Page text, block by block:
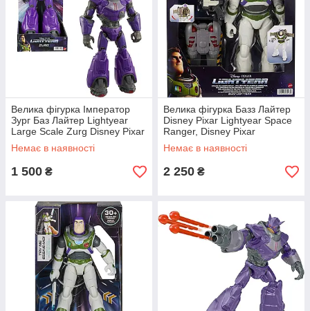
Велика фігурка Імператор
Зург Баз Лайтер Lightyear
Large Scale Zurg Disney Pixar
Немає в наявності
1 500 ₴
Велика фігурка Базз Лайтер
Disney Pixar Lightyear Space
Ranger, Disney Pixar
Немає в наявності
2 250 ₴